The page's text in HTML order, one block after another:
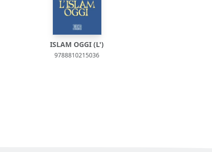
ISLAM OGGI (L')
9788810215036